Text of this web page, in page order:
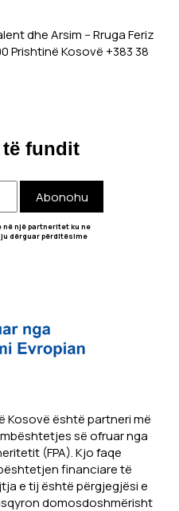
dhe Arsim -- Rruga Feriz
Prishtinë Kosovë +383 38
të fundit
Abonohu
në një partneritet ku ne
dërguar përditësime
Kosovë është partneri më
së ofruar nga
(FPA). Kjo faqe
financiare të
e tij është përgjegjësi e
domosdoshmërisht